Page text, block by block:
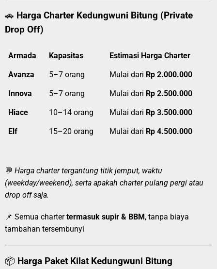
🚗 Harga Charter Kedungwuni Bitung (Private
Drop Off)
Armada Kapasitas Estimasi Harga Charter
Avanza 5–7 orang Mulai dari Rp 2.000.000
Innova 5–7 orang Mulai dari Rp 2.500.000
Hiace 10–14 orang Mulai dari Rp 3.500.000
Elf 15–20 orang Mulai dari Rp 4.500.000
💬 Harga charter tergantung titik jemput, waktu
(weekday/weekend), serta apakah charter pulang pergi atau
drop off saja.
📌 Semua chartertermasuk supir & BBM, tanpa biaya
tambahan tersembunyi
📦 Harga Paket Kilat Kedungwuni Bitung